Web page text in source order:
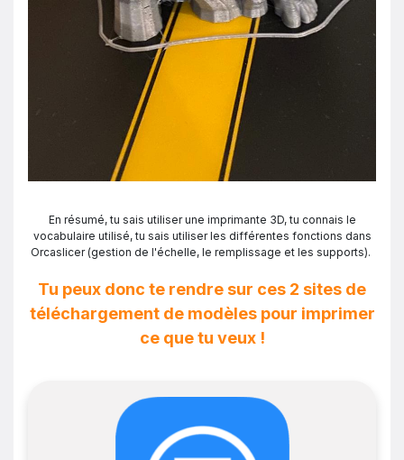
En résumé, tu sais utiliser une imprimante 3D, tu connais le
vocabulaire utilisé, tu sais utiliser les différentes fonctions dans
Orcaslicer (gestion de l'échelle, le remplissage et les supports).
Tu peux donc te rendre sur ces 2 sites de
téléchargement de modèles pour imprimer
ce que tu veux !